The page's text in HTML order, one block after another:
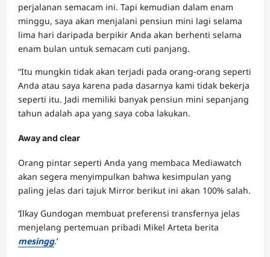
perjalanan semacam ini. Tapi kemudian dalam enam
minggu, saya akan menjalani pensiun mini lagi selama
lima hari daripada berpikir Anda akan berhenti selama
enam bulan untuk semacam cuti panjang.
“Itu mungkin tidak akan terjadi pada orang-orang seperti
Anda atau saya karena pada dasarnya kami tidak bekerja
seperti itu. Jadi memiliki banyak pensiun mini sepanjang
tahun adalah apa yang saya coba lakukan.
Away and clear
Orang pintar seperti Anda yang membaca Mediawatch
akan segera menyimpulkan bahwa kesimpulan yang
paling jelas dari tajuk Mirror berikut ini akan 100% salah.
‘Ilkay Gundogan membuat preferensi transfernya jelas
menjelang pertemuan pribadi Mikel Arteta berita
mesingg.’